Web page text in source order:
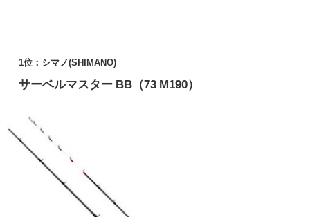
1位：シマノ(SHIMANO)
サーベルマスター BB（73 M190）